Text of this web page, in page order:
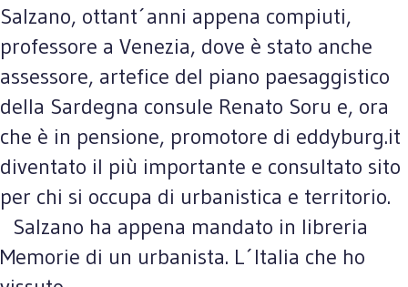
Salzano, ottant´anni appena compiuti,
professore a Venezia, dove è stato anche
assessore, artefice del piano paesaggistico
della Sardegna consule Renato Soru e, ora
che è in pensione, promotore di eddyburg.it
diventato il più importante e consultato sito
per chi si occupa di urbanistica e territorio.
Salzano ha appena mandato in libreria
Memorie di un urbanista. L´Italia che ho